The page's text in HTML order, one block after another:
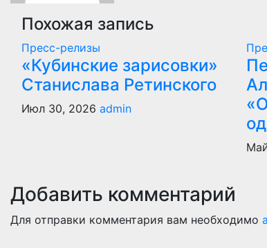
Похожая запись
Пресс-релизы
«Кубинские зарисовки»
Станислава Ретинского
Июл 30, 2026 admin
Добавить комментарий
Для отправки комментария вам необходимо